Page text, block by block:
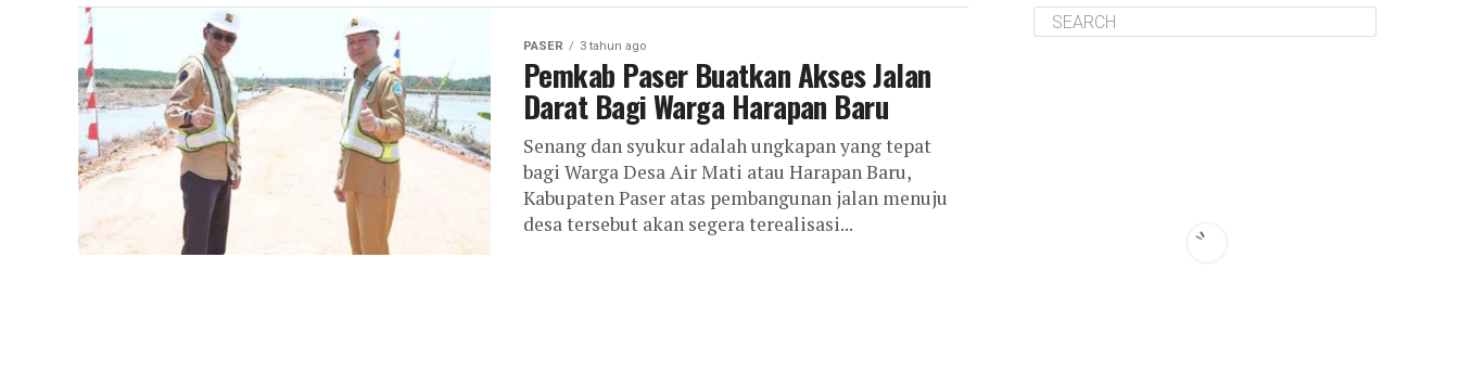
PASER 3 tahun ago
Pemkab Paser Buatkan Akses Jalan
Darat Bagi Warga Harapan Baru
Senang dan syukur adalah ungkapan yang tepat
bagi Warga Desa Air Mati atau Harapan Baru,
Kabupaten Paser atas pembangunan jalan menuju
desa tersebut akan segera terealisasi...